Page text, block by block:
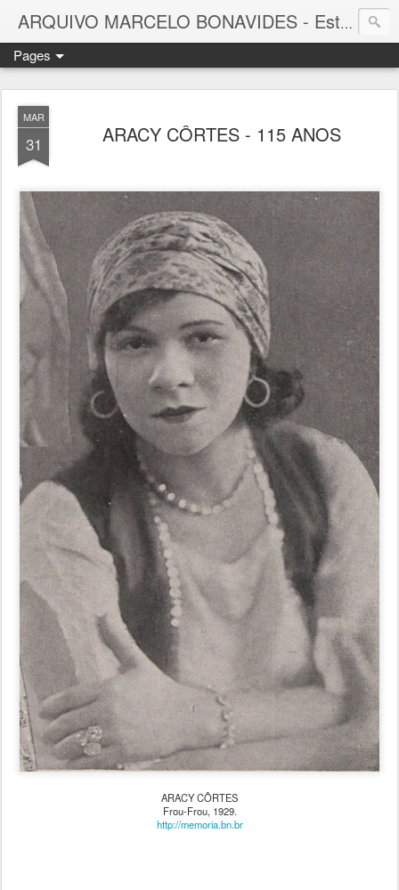
ARQUIVO MARCELO BONAVIDES - Estrelas que nunca se Apagam -
Pages
MAR
31 ARACY CÔRTES - 115 ANOS
ARACY CÔRTES
Frou-Frou, 1929.
http://memoria.bn.br